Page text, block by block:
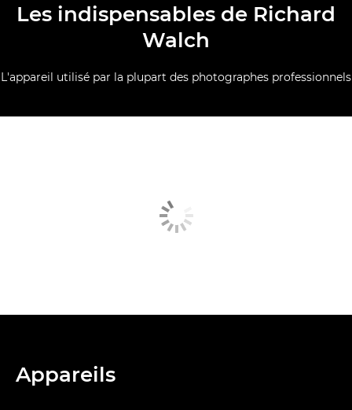
Les indispensables de Richard
Walch
L'appareil utilisé par la plupart des photographes professionnels
Appareils